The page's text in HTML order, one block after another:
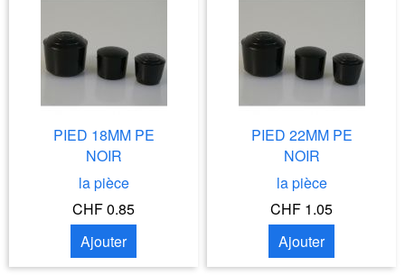
PIED 18MM PE
NOIR
la pièce
CHF 0.85
Ajouter
PIED 22MM PE
NOIR
la pièce
CHF 1.05
Ajouter